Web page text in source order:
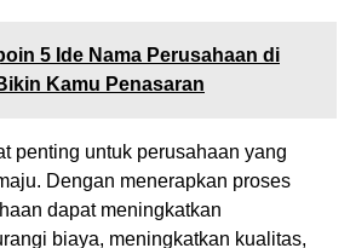
5 Ide Nama Perusahaan di
Kamu Penasaran
penting untuk perusahaan yang
Dengan menerapkan proses
dapat meningkatkan
biaya, meningkatkan kualitas,